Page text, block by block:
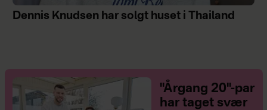
Dennis Knudsen har solgt huset i Thailand
"Årgang 20"-par
har taget svær